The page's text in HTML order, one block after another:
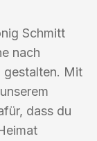
Schmitt
nach
gestalten. Mit
dass du